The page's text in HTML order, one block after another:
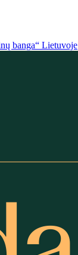
banga“ Lietuvoje